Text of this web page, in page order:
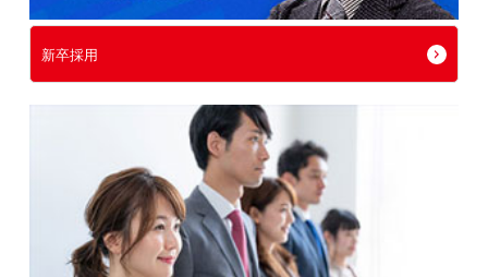
新卒採用